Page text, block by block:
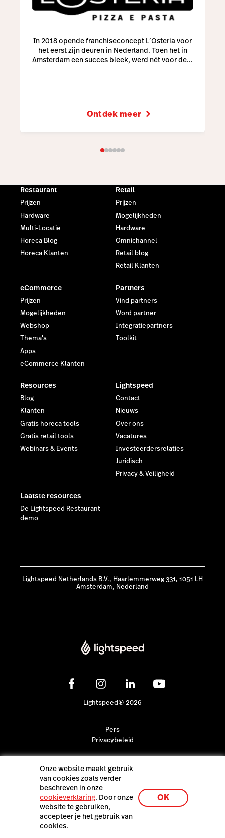
In 2018 opende franchiseconcept L’Osteria voor
het eerst zijn deuren in Nederland. Toen het in
Amsterdam een succes bleek, werd nét voor de...
Ontdek meer
Restaurant
Prijzen
Hardware
Multi-Locatie
Horeca Blog
Horeca Klanten
Retail
Prijzen
Mogelijkheden
Hardware
Omnichannel
Retail blog
Retail Klanten
eCommerce
Prijzen
Mogelijkheden
Webshop
Thema's
Apps
eCommerce Klanten
Partners
Vind partners
Word partner
Integratiepartners
Toolkit
Resources
Blog
Klanten
Gratis horeca tools
Gratis retail tools
Webinars & Events
Lightspeed
Contact
Nieuws
Over ons
Vacatures
Investeerdersrelaties
Juridisch
Privacy & Veiligheid
Laatste resources
De Lightspeed Restaurant
demo
Lightspeed Netherlands B.V., Haarlemmerweg 331, 1051 LH
Amsterdam, Nederland
Lightspeed® 2026
Pers
Privacybeleid
Onze website maakt gebruik
van cookies zoals verder
beschreven in onze
cookieverklaring. Door onze
website te gebruiken,
accepteer je het gebruik van
cookies.
OK